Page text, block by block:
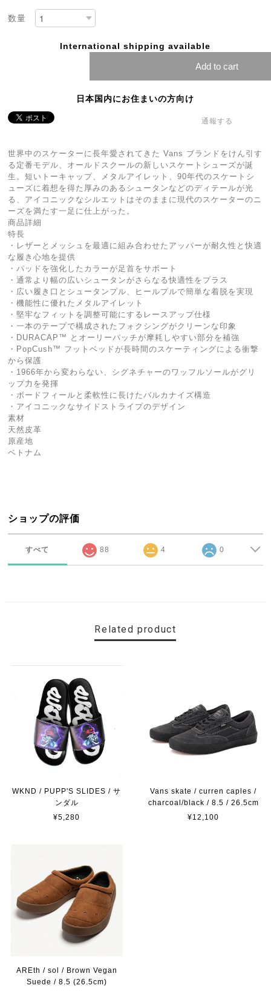
数量
International shipping available
Add to cart
日本国内にお住まいの方向け
通報する
世界中のスケーターに長年愛されてきた Vans ブランドをけん引す
る定番モデル、オールドスクールの新しいスケートシューズが誕
生。短いトーキャップ、メタルアイレット、90年代のスケートシ
ューズに着想を得た厚みのあるシュータンなどのディテールが光
る、アイコニックなシルエットはそのままに現代のスケーターのニ
ーズを満たす一足に仕上がった。
商品詳細
特長
・レザーとメッシュを最適に組み合わせたアッパーが耐久性と快適
な履き心地を提供
・パッドを強化したカラーが足首をサポート
・通常より幅の広いシュータンがさらなる快適性をプラス
・広い履き口とシュータンプル、ヒールプルで簡単な着脱を実現
・機能性に優れたメタルアイレット
・堅牢なフィットを調整可能にするレースアップ仕様
・一本のテープで構成されたフォクシングがクリーンな印象
・DURACAP™ とオーリーパッチが摩耗しやすい部分を補強
・PopCush™ フットベッドが長時間のスケーティングによる衝撃
から保護
・1966年から変わらない、シグネチャーのワッフルソールがグリ
ップ力を発揮
・ボードフィールと柔軟性に長けたバルカナイズ構造
・アイコニックなサイドストライプのデザイン
素材
天然皮革
原産地
ベトナム
ショップの評価
すべて 88 4 0
Related product
WKND / PUPP'S SLIDES / サ
ンダル
¥5,280
Vans skate / curren caples /
charcoal/black / 8.5 / 26.5cm
¥12,100
AREth / sol / Brown Vegan
Suede / 8.5 (26.5cm)